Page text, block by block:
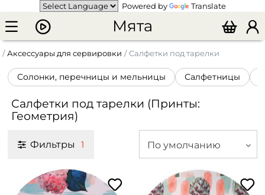
Powered by Translate
Мята
Аксессуары для сервировки Салфетки под тарелки
Солонки, перечницы и мельницы Салфетницы
Салфетки под тарелки (Принты:
Геометрия)
Фильтры 1 По умолчанию